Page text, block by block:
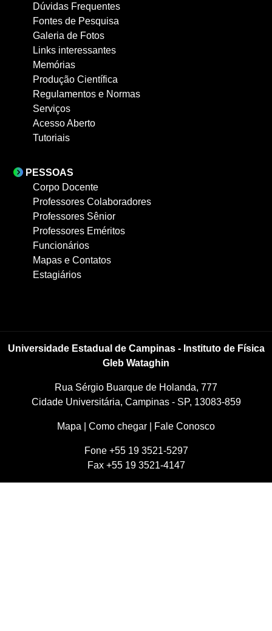
Dúvidas Frequentes
Fontes de Pesquisa
Galeria de Fotos
Links interessantes
Memórias
Produção Científica
Regulamentos e Normas
Serviços
Acesso Aberto
Tutoriais
PESSOAS
Corpo Docente
Professores Colaboradores
Professores Sênior
Professores Eméritos
Funcionários
Mapas e Contatos
Estagiários
Universidade Estadual de Campinas - Instituto de Física
Gleb Wataghin
Rua Sérgio Buarque de Holanda, 777
Cidade Universitária, Campinas - SP, 13083-859
Mapa Como chegar Fale Conosco
Fone +55 19 3521-5297
Fax +55 19 3521-4147